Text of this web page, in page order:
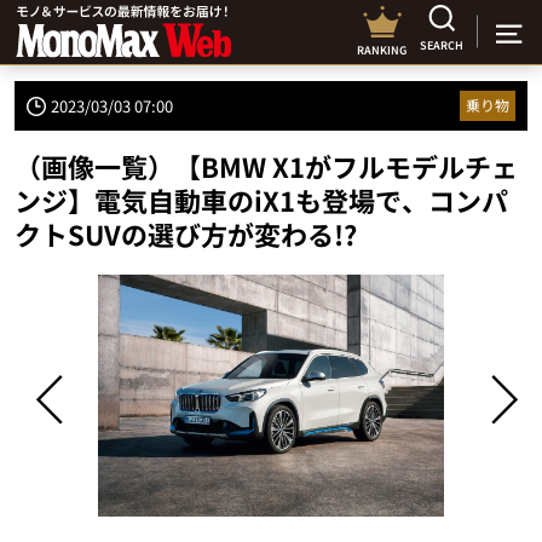
RANKING SEARCH
2023/03/03 07:00 乗り物
（画像一覧）【BMW X1がフルモデルチェ
ンジ】電気自動車のiX1も登場で、コンパ
クトSUVの選び方が変わる!?